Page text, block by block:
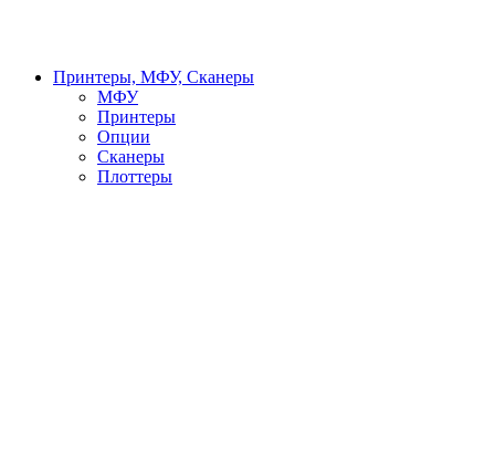
Принтеры, МФУ, Сканеры
МФУ
Принтеры
Опции
Сканеры
Плоттеры